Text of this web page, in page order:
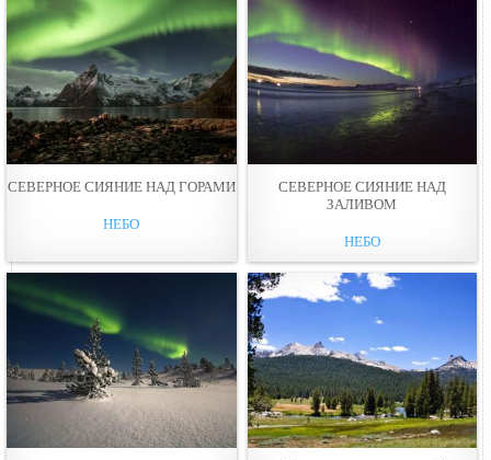
СЕВЕРНОЕ СИЯНИЕ НАД ГОРАМИ
НЕБО
СЕВЕРНОЕ СИЯНИЕ НАД
ЗАЛИВОМ
НЕБО